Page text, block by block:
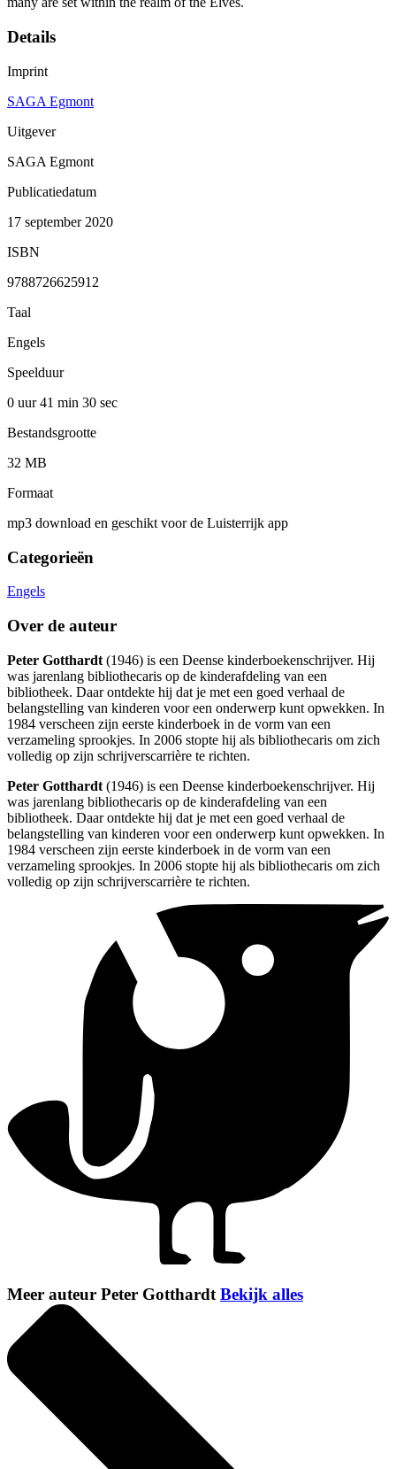
Details
Imprint
SAGA Egmont
Uitgever
SAGA Egmont
Publicatiedatum
17 september 2020
ISBN
9788726625912
Taal
Engels
Speelduur
0 uur 41 min 30 sec
Bestandsgrootte
32 MB
Formaat
mp3 download en geschikt voor de Luisterrijk app
Categorieën
Engels
Over de auteur
Peter Gotthardt (1946) is een Deense kinderboekenschrijver. Hij
was jarenlang bibliothecaris op de kinderafdeling van een
bibliotheek. Daar ontdekte hij dat je met een goed verhaal de
belangstelling van kinderen voor een onderwerp kunt opwekken. In
1984 verscheen zijn eerste kinderboek in de vorm van een
verzameling sprookjes. In 2006 stopte hij als bibliothecaris om zich
volledig op zijn schrijverscarrière te richten.
Peter Gotthardt (1946) is een Deense kinderboekenschrijver. Hij
was jarenlang bibliothecaris op de kinderafdeling van een
bibliotheek. Daar ontdekte hij dat je met een goed verhaal de
belangstelling van kinderen voor een onderwerp kunt opwekken. In
1984 verscheen zijn eerste kinderboek in de vorm van een
verzameling sprookjes. In 2006 stopte hij als bibliothecaris om zich
volledig op zijn schrijverscarrière te richten.
Meer auteur Peter Gotthardt Bekijk alles